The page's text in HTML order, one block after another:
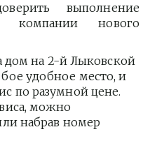
выполнение
компании нового
на 2-й Лыковской
удобное место, и
по разумной цене.
можно
набрав номер